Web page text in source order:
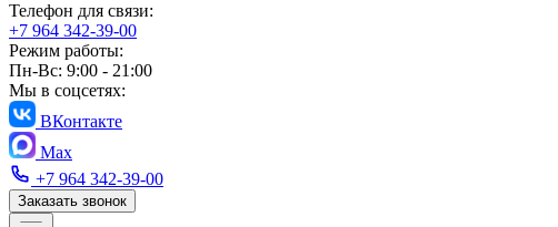
Телефон для связи:
+7 964 342-39-00
Режим работы:
Пн-Вс: 9:00 - 21:00
Мы в соцсетях:
ВКонтакте
Max
+7 964 342-39-00
Заказать звонок